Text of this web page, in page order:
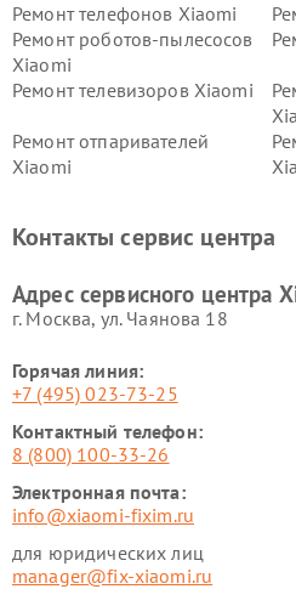
Ремонт телефонов Xiaomi
Ремонт роботов-пылесосов
Xiaomi
Ремонт телевизоров Xiaomi
Ремонт отпаривателей
Xiaomi
Ремонт стиральных машин
Контакты сервис центра
Адрес сервисного центра
г. Москва, ул. Чаянова 18
Горячая линия:
+7 (495) 023-73-25
Контактный телефон:
8 (800) 100-33-26
Электронная почта:
info@xiaomi-fixim.ru
для юридических лиц
manager@fix-xiaomi.ru